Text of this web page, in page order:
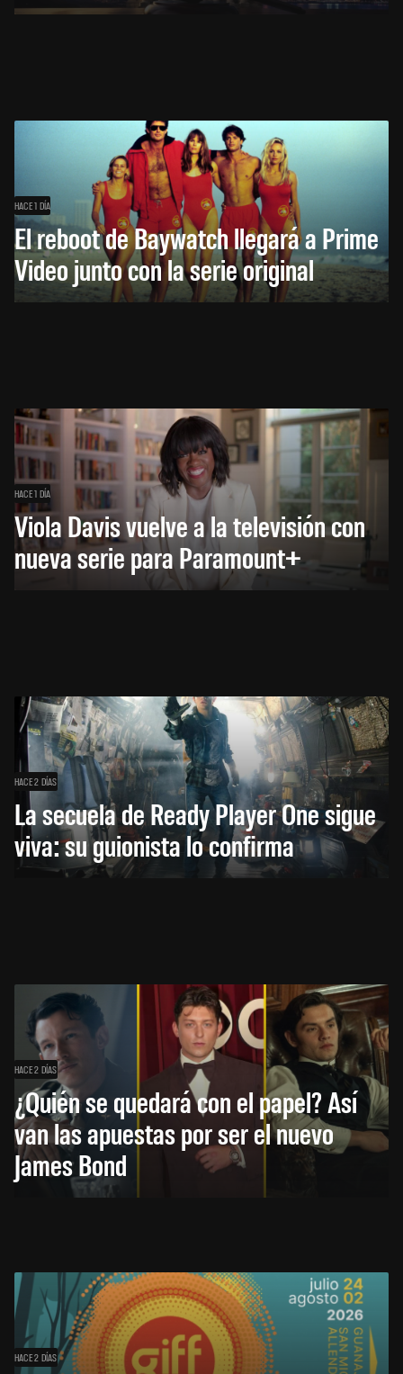
HACE 1 DÍA
El reboot de Baywatch llegará a Prime
Video junto con la serie original
HACE 1 DÍA
Viola Davis vuelve a la televisión con
nueva serie para Paramount+
HACE 2 DÍAS
La secuela de Ready Player One sigue
viva: su guionista lo confirma
HACE 2 DÍAS
¿Quién se quedará con el papel? Así
van las apuestas por ser el nuevo
James Bond
HACE 2 DÍAS